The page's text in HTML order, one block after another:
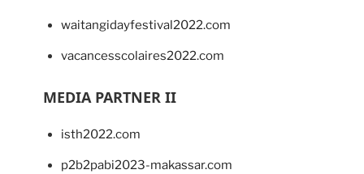
waitangidayfestival2022.com
vacancesscolaires2022.com
MEDIA PARTNER II
isth2022.com
p2b2pabi2023-makassar.com